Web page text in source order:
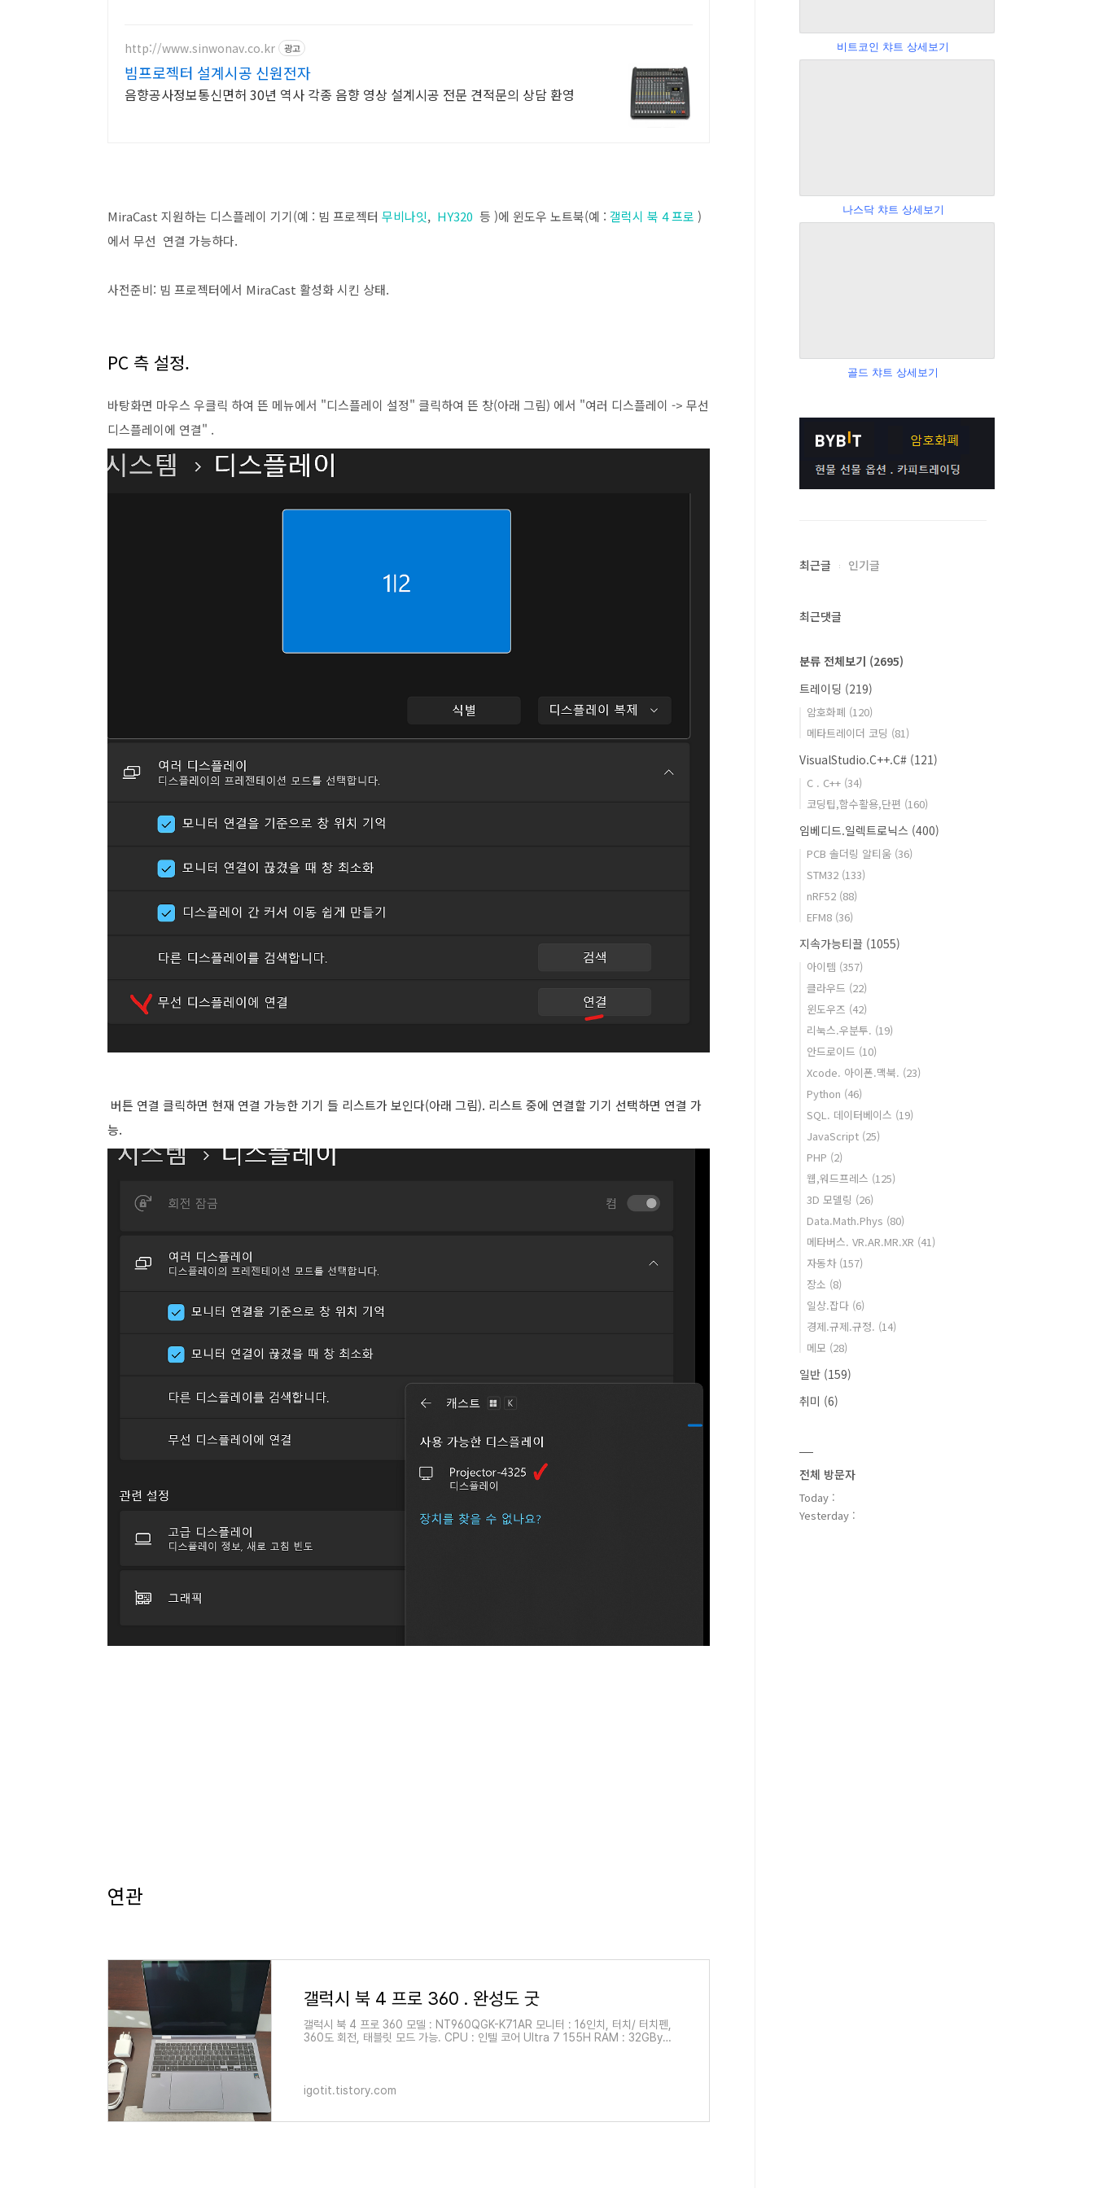
http://www.sinwonav.co.kr 광고
빔프로젝터 설계시공 신원전자
음향공사정보통신면허 30년 역사 각종 음향 영상 설계시공 전문 견적문의 상담 환영
MiraCast 지원하는 디스플레이 기기(예 : 빔 프로젝터 무비나잇, HY320 등 )에 윈도우 노트북(예 : 갤럭시 북 4 프로 )
에서 무선 연결 가능하다.
사전준비: 빔 프로젝터에서 MiraCast 활성화 시킨 상태.
PC 측 설정.
바탕화면 마우스 우클릭 하여 뜬 메뉴에서 "디스플레이 설정" 클릭하여 뜬 창(아래 그림) 에서 "여러 디스플레이 -> 무선
디스플레이에 연결" .
버튼 연결 클릭하면 현재 연결 가능한 기기 들 리스트가 보인다(아래 그림). 리스트 중에 연결할 기기 선택하면 연결 가
능.
연관
갤럭시 북 4 프로 360 . 완성도 굿
갤럭시 북 4 프로 360 모델 : NT960QGK-K71AR 모니터 : 16인치, 터치/ 터치펜,
360도 회전, 태블릿 모드 가능. CPU : 인텔 코어 Ultra 7 155H RAM : 32GByt
igotit.tistory.com
비트코인 챠트 상세보기
나스닥 챠트 상세보기
골드 챠트 상세보기
최근글 인기글
최근댓글
분류 전체보기 (2695)
트레이딩 (219)
암호화폐 (120)
메타트레이더 코딩 (81)
VisualStudio.C++.C# (121)
C . C++ (34)
코딩팁,함수활용,단편 (160)
임베디드.일렉트로닉스 (400)
PCB 솔더링 알티움 (36)
STM32 (133)
nRF52 (88)
EFM8 (36)
지속가능티끌 (1055)
아이템 (357)
클라우드 (22)
윈도우즈 (42)
리눅스.우분투. (19)
안드로이드 (10)
Xcode. 아이폰.맥북. (23)
Python (46)
SQL. 데이터베이스 (19)
JavaScript (25)
PHP (2)
웹,워드프레스 (125)
3D 모델링 (26)
Data.Math.Phys (80)
메타버스. VR.AR.MR.XR (41)
자동차 (157)
장소 (8)
일상.잡다 (6)
경제.규제.규정. (14)
메모 (28)
일반 (159)
취미 (6)
전체 방문자
Today :
Yesterday :